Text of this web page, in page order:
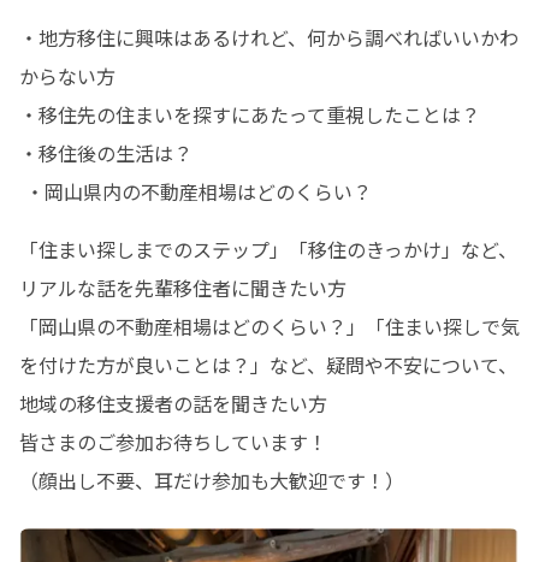
・地方移住に興味はあるけれど、何から調べればいいかわ
からない方
・移住先の住まいを探すにあたって重視したことは？
・移住後の生活は？
・岡山県内の不動産相場はどのくらい？
「住まい探しまでのステップ」「移住のきっかけ」など、
リアルな話を先輩移住者に聞きたい方
「岡山県の不動産相場はどのくらい？」「住まい探しで気
を付けた方が良いことは？」など、疑問や不安について、
地域の移住支援者の話を聞きたい方
皆さまのご参加お待ちしています！
（顔出し不要、耳だけ参加も大歓迎です！）